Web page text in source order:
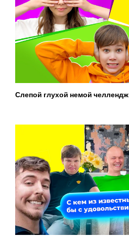
Слепой глухой немой челлендж